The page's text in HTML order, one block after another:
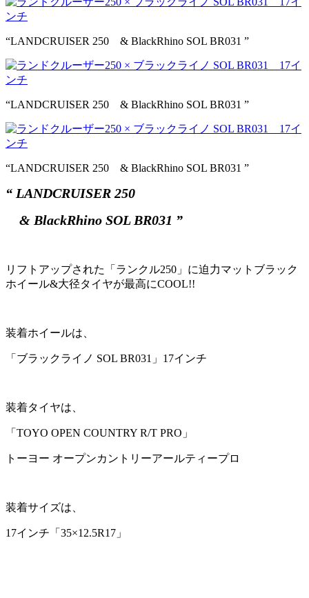
“LANDCRUISER 250 & BlackRhino SOL BR031 ”
“LANDCRUISER 250 & BlackRhino SOL BR031 ”
“LANDCRUISER 250 & BlackRhino SOL BR031 ”
“ LANDCRUISER 250
& BlackRhino SOL BR031 ”
リフトアップされた「ランクル250」に迫力マットブラック
ホイール&大径タイヤが最高にCOOL!!
装着ホイールは、
「ブラックライノ SOL BR031」17インチ
装着タイヤは、
「TOYO OPEN COUNTRY R/T PRO」
トーヨー オープンカントリーアールティープロ
装着サイズは、
17インチ「35×12.5R17」